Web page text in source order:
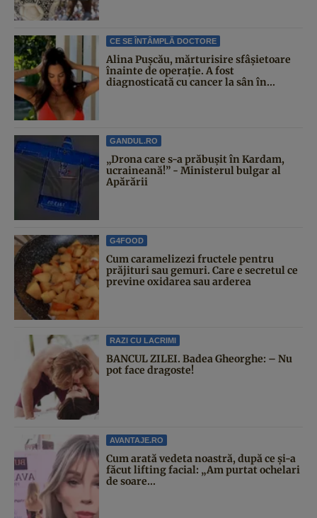
CE SE ÎNTÂMPLĂ DOCTORE
Alina Pușcău, mărturisire sfâșietoare
înainte de operație. A fost
diagnosticată cu cancer la sân în...
GANDUL.RO
„Drona care s-a prăbușit în Kardam,
ucraineană!” - Ministerul bulgar al
Apărării
G4FOOD
Cum caramelizezi fructele pentru
prăjituri sau gemuri. Care e secretul ce
previne oxidarea sau arderea
RAZI CU LACRIMI
BANCUL ZILEI. Badea Gheorghe: – Nu
pot face dragoste!
AVANTAJE.RO
Cum arată vedeta noastră, după ce și-a
făcut lifting facial: „Am purtat ochelari
de soare...